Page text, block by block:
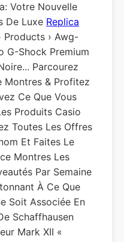
Votre Nouvelle
De Luxe Replica
Products › Awg-
G-Shock Premium
Parcourez
Montres & Profitez
Ce Que Vous
Produits Casio
Toutes Les Offres
Et Faites Le
Montres Les
Par Semaine
À Ce Que
Soit Associée En
Schaffhausen
Mark XII «